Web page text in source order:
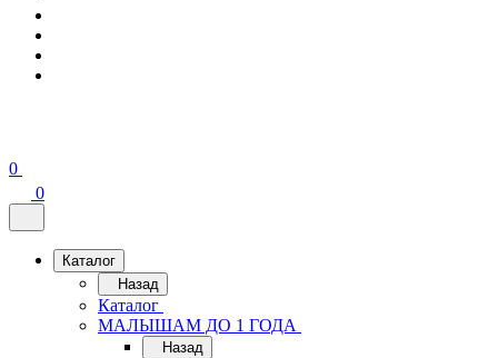
0
0
Каталог
Назад
Каталог
МАЛЫШАМ ДО 1 ГОДА
Назад